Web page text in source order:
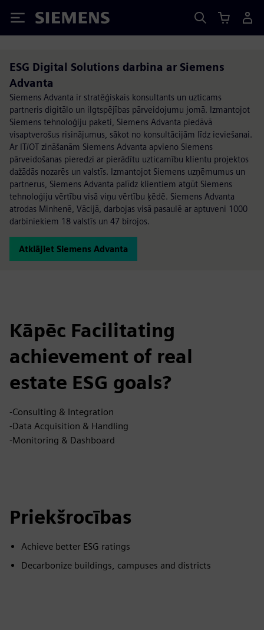
Siemens
ESG Digital Solutions darbina ar Siemens
Advanta
Siemens Advanta ir stratēģiskais konsultants un uzticams
partneris digitālo un ilgtspējības pārveidojumu jomā. Izmantojot
Siemens tehnoloģiju paketi, Siemens Advanta piedāvā
visaptverošus risinājumus, sākot no konsultācijām līdz ieviešanai.
Ar IT/OT zināšanām Siemens Advanta apvieno Siemens
pārveidošanas pieredzi ar pierādītu uzticamību klientu projektos
dažādās nozarēs un valstīs. Izmantojot Siemens uzņēmumus un
partnerus, Siemens Advanta palīdz klientiem atgūt Siemens
tehnoloģiju vērtību visā viņu vērtību ķēdē. Siemens Advanta
atrodas Minhenē, Vācijā, darbojas visā pasaulē ar aptuveni 1000
darbiniekiem 18 valstīs un 47 birojos.
Atklājiet Siemens Advanta
Kāpēc Facilitating
achievement of real
estate ESG goals?
-Consulting & Integration
-Data Acquisition & Handling
-Monitoring & Dashboard
Priekšrocības
Achieve better ESG ratings
Decarbonize buildings, campuses and districts